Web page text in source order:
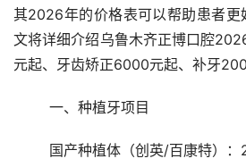
其2026年的价格表可以帮助患者更
文将详细介绍乌鲁木齐正博口腔
元起、牙齿矫正6000元起、补牙
	一、种植牙项目
国产种植体（创英/百康特）